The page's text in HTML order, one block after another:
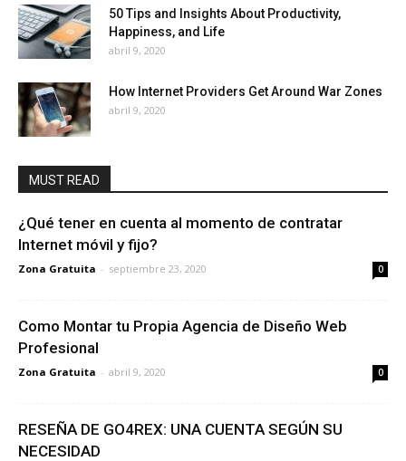
50 Tips and Insights About Productivity,
Happiness, and Life
abril 9, 2020
How Internet Providers Get Around War Zones
abril 9, 2020
MUST READ
¿Qué tener en cuenta al momento de contratar
Internet móvil y fijo?
Zona Gratuita - septiembre 23, 2020 0
Como Montar tu Propia Agencia de Diseño Web
Profesional
Zona Gratuita - abril 9, 2020 0
RESEÑA DE GO4REX: UNA CUENTA SEGÚN SU
NECESIDAD